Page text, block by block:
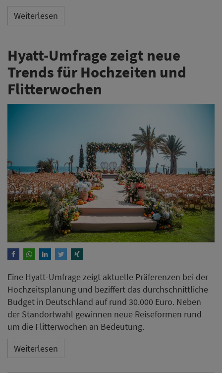
Weiterlesen
Hyatt-Umfrage zeigt neue
Trends für Hochzeiten und
Flitterwochen
Eine Hyatt-Umfrage zeigt aktuelle Präferenzen bei der
Hochzeitsplanung und beziffert das durchschnittliche
Budget in Deutschland auf rund 30.000 Euro. Neben
der Standortwahl gewinnen neue Reiseformen rund
um die Flitterwochen an Bedeutung.
Weiterlesen